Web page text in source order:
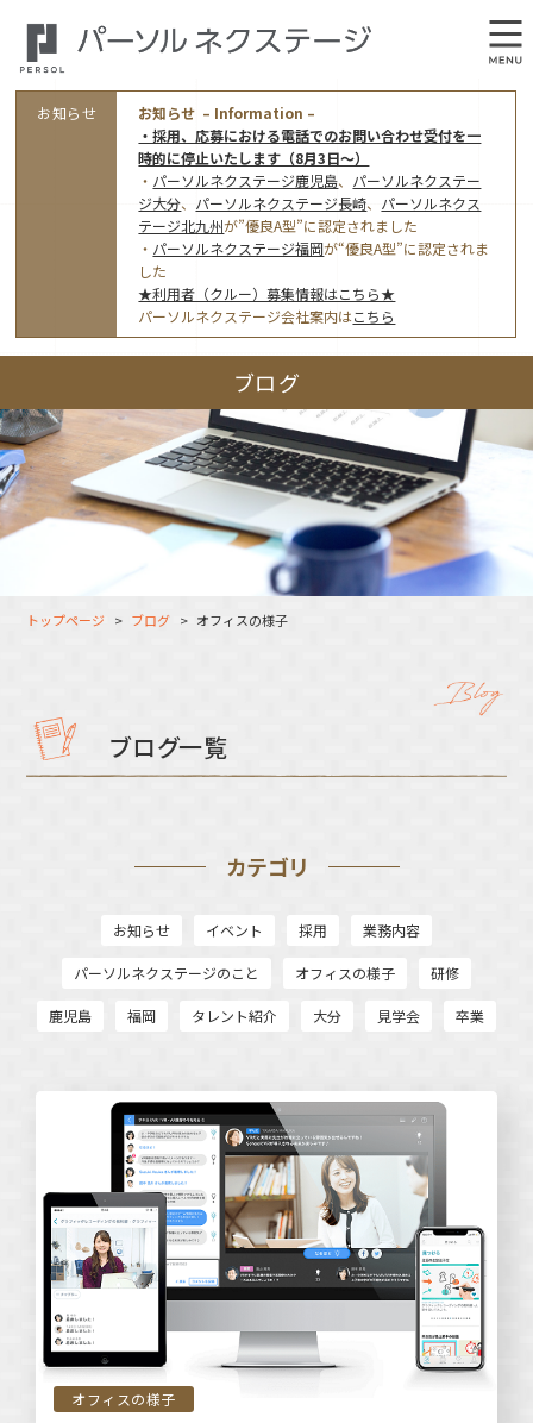
オフィス案内・アクセス
アクセストップ
福岡オフィス
鹿児島オフィス
大分オフィス
松山オフィス
広島オフィス
事業モデルと仕事内容
ワークスタイル
指定就労継続支援Ａ型事業所にかかる情報公表
採用情報トップ
利用者（クルー）募集
支援スタッフ（タレント）募集
お知らせ
お知らせ – Information –
・採用、応募における電話でのお問い合わせ受付を一
時的に停止いたします（8月3日～）
・ パーソルネクステージ鹿児島、 パーソルネクステー
ジ大分、 パーソルネクステージ長崎、 パーソルネクス
テージ北九州が”優良A型”に認定されました
・ パーソルネクステージ福岡が“優良A型”に認定されま
した
★利用者（クルー）募集情報はこちら★
パーソルネクステージ会社案内はこちら
ブログ
トップページ ブログ オフィスの様子
ブログ一覧
カテゴリ
お知らせ イベント 採用 業務内容
パーソルネクステージのこと オフィスの様子 研修
鹿児島 福岡 タレント紹介 大分 見学会 卒業
オフィスの様子